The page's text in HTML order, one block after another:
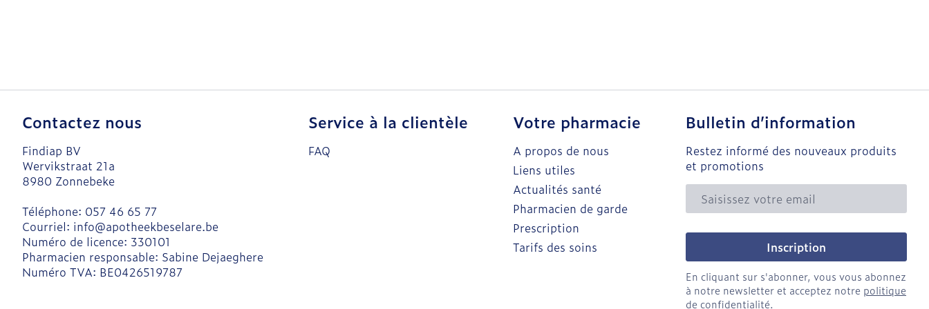
Contactez nous
Findiap BV
Wervikstraat 21a
8980 Zonnebeke
Téléphone: 057 46 65 77
Courriel: info@apotheekbeselare.be
Numéro de licence: 330101
Pharmacien responsable: Sabine Dejaeghere
Numéro TVA: BE0426519787
Service à la clientèle
FAQ
Votre pharmacie
A propos de nous
Liens utiles
Actualités santé
Pharmacien de garde
Prescription
Tarifs des soins
Bulletin d’information
Restez informé des nouveaux produits
et promotions
Adresse mail
Inscription
En cliquant sur s'abonner, vous vous abonnez
à notre newsletter et acceptez notre politique
de confidentialité.